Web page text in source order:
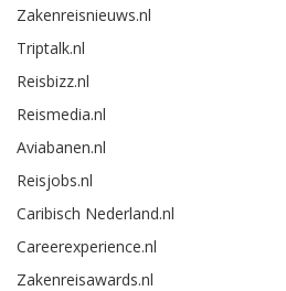
Zakenreisnieuws.nl
Triptalk.nl
Reisbizz.nl
Reismedia.nl
Aviabanen.nl
Reisjobs.nl
Caribisch Nederland.nl
Careerexperience.nl
Zakenreisawards.nl